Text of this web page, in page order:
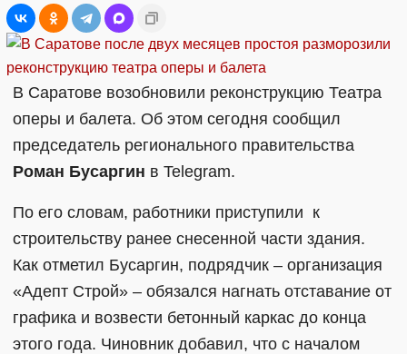
В Саратове возобновили реконструкцию Театра
оперы и балета. Об этом сегодня сообщил
председатель регионального правительства
Роман Бусаргин в Telegram.
По его словам, работники приступили к
строительству ранее снесенной части здания.
Как отметил Бусаргин, подрядчик – организация
«Адепт Строй» – обязался нагнать отставание от
графика и возвести бетонный каркас до конца
этого года. Чиновник добавил, что с началом